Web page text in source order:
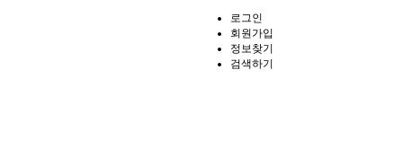
로그인
회원가입
정보찾기
검색하기